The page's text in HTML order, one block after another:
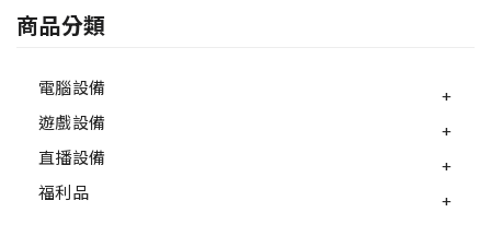
商品分類
電腦設備
遊戲設備
直播設備
福利品